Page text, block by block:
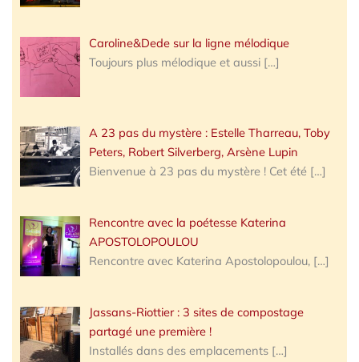
Caroline&Dede sur la ligne mélodique
Toujours plus mélodique et aussi […]
A 23 pas du mystère : Estelle Tharreau, Toby
Peters, Robert Silverberg, Arsène Lupin
Bienvenue à 23 pas du mystère ! Cet été […]
Rencontre avec la poétesse Katerina
APOSTOLOPOULOU
Rencontre avec Katerina Apostolopoulou, […]
Jassans-Riottier : 3 sites de compostage
partagé une première !
Installés dans des emplacements […]